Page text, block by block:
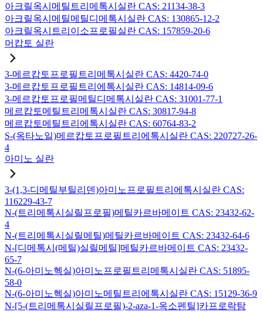
아크릴옥시메틸트리메톡시실란 CAS: 21134-38-3
아크릴옥시메틸메틸디메톡시실란 CAS: 130865-12-2
아크릴옥시트리이소프로필실란 CAS: 157859-20-6
머캅토 실란
3-메르캅토프로필트리메톡시실란 CAS: 4420-74-0
3-메르캅토프로필트리에톡시실란 CAS: 14814-09-6
3-메르캅토프로필메틸디메톡시실란 CAS: 31001-77-1
메르캅토메틸트리메톡시실란 CAS: 30817-94-8
메르캅토메틸트리에톡시실란 CAS: 60764-83-2
S-(옥타노일)메르캅토프로필트리에톡시실란 CAS: 220727-26-
4
아미노 실란
3-(1,3-디메틸부틸리덴)아미노프로필트리에톡시실란 CAS:
116229-43-7
N-(트리메톡시실릴프로필)메틸카르바메이트 CAS: 23432-62-
4
N-(트리메톡시실릴메틸)메틸카르바메이트 CAS: 23432-64-6
N-[디메톡시(메틸)실릴메틸]메틸카르바메이트 CAS: 23432-
65-7
N-(6-아미노헥실)아미노프로필트리메톡시실란 CAS: 51895-
58-0
N-(6-아미노헥실)아미노메틸트리에톡시실란 CAS: 15129-36-9
N-[5-(트리메톡시실릴프로필)-2-aza-1-옥소펜틸]카프로락탐